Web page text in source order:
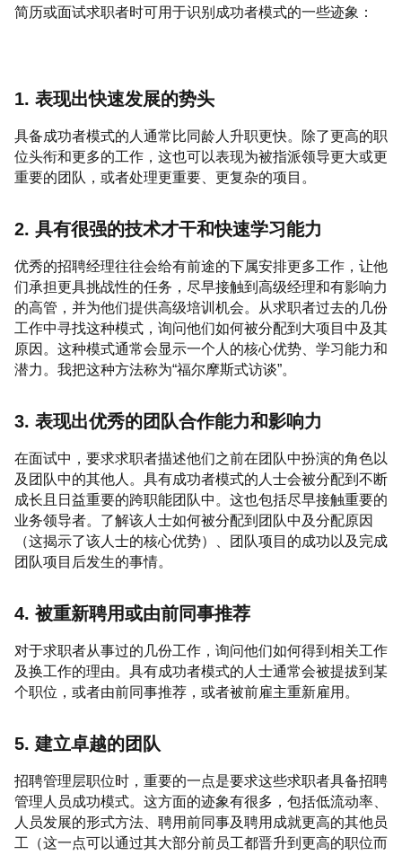
简历或面试求职者时可用于识别成功者模式的一些迹象：
1. 表现出快速发展的势头
具备成功者模式的人通常比同龄人升职更快。除了更高的职
位头衔和更多的工作，这也可以表现为被指派领导更大或更
重要的团队，或者处理更重要、更复杂的项目。
2. 具有很强的技术才干和快速学习能力
优秀的招聘经理往往会给有前途的下属安排更多工作，让他
们承担更具挑战性的任务，尽早接触到高级经理和有影响力
的高管，并为他们提供高级培训机会。从求职者过去的几份
工作中寻找这种模式，询问他们如何被分配到大项目中及其
原因。这种模式通常会显示一个人的核心优势、学习能力和
潜力。我把这种方法称为“福尔摩斯式访谈”。
3. 表现出优秀的团队合作能力和影响力
在面试中，要求求职者描述他们之前在团队中扮演的角色以
及团队中的其他人。具有成功者模式的人士会被分配到不断
成长且日益重要的跨职能团队中。这也包括尽早接触重要的
业务领导者。了解该人士如何被分配到团队中及分配原因
（这揭示了该人士的核心优势）、团队项目的成功以及完成
团队项目后发生的事情。
4. 被重新聘用或由前同事推荐
对于求职者从事过的几份工作，询问他们如何得到相关工作
及换工作的理由。具有成功者模式的人士通常会被提拔到某
个职位，或者由前同事推荐，或者被前雇主重新雇用。
5. 建立卓越的团队
招聘管理层职位时，重要的一点是要求这些求职者具备招聘
管理人员成功模式。这方面的迹象有很多，包括低流动率、
人员发展的形式方法、聘用前同事及聘用成就更高的其他员
工（这一点可以通过其大部分前员工都晋升到更高的职位而